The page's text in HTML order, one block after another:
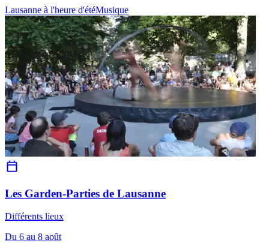
Lausanne à l'heure d'étéMusique
Les Garden-Parties de Lausanne
Différents lieux
Du 6 au 8 août